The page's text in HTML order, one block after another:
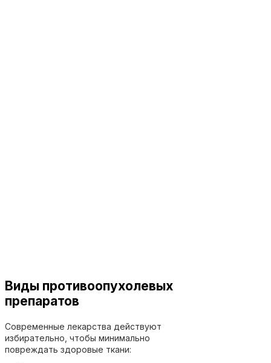
Виды противоопухолевых
препаратов
Современные лекарства действуют
избирательно, чтобы минимально
повреждать здоровые ткани: